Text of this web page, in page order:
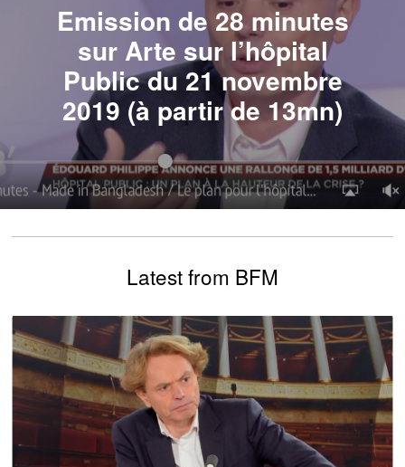
Emission de 28 minutes
sur Arte sur l’hôpital
Public du 21 novembre
2019 (à partir de 13mn)
Latest from BFM